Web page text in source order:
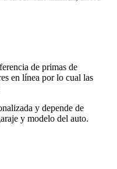
de primas de
en línea por lo cual las
y depende de
y modelo del auto.